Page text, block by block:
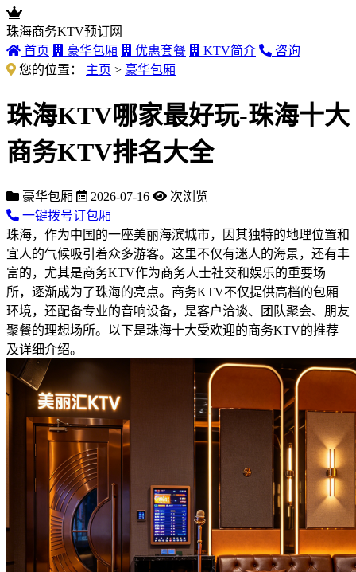
珠海商务KTV预订网
首页
豪华包厢 优惠套餐 KTV简介
咨询
您的位置：
主页 > 豪华包厢
珠海KTV哪家最好玩-珠海十大
商务KTV排名大全
豪华包厢 2026-07-16
次浏览
一键拨号订包厢
珠海，作为中国的一座美丽海滨城市，因其独特的地理位置和
宜人的气候吸引着众多游客。这里不仅有迷人的海景，还有丰
富的，尤其是商务KTV作为商务人士社交和娱乐的重要场
所，逐渐成为了珠海的亮点。商务KTV不仅提供高档的包厢
环境，还配备专业的音响设备，是客户洽谈、团队聚会、朋友
聚餐的理想场所。以下是珠海十大受欢迎的商务KTV的推荐
及详细介绍。